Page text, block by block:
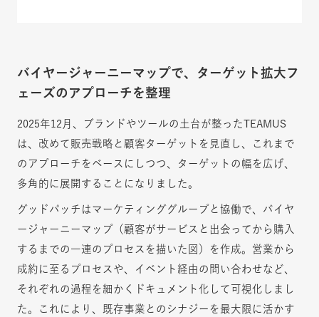
バイヤージャーニーマップで、ターゲット拡大フ
ェーズのアプローチを整理
2025年12月、ブランドやツールの土台が整ったTEAMUS
は、改めて販売戦略と顧客ターゲットを見直し、これまで
のアプローチをベースにしつつ、ターゲットの幅を広げ、
多角的に展開することになりました。
グッドパッチはマーケティンググループと協働で、バイヤ
ージャーニーマップ（顧客がサービスと出会ってから購入
するまでの一連のプロセスを描いた図）を作成。営業から
成約に至るプロセスや、イベント経由の問い合わせなど、
それぞれの過程を細かくドキュメント化して可視化しまし
た。これにより、既存事業とのシナジーを最大限に活かす